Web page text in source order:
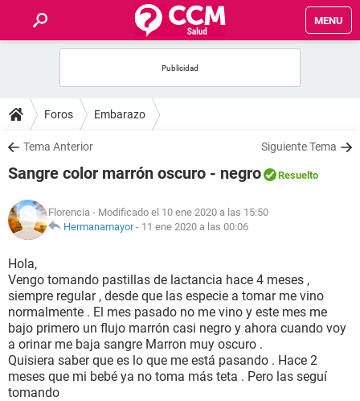
MENU
FOROS
SALUD
FAMILIA
NUTRICIÓN
BIENESTAR
SEXUALIDAD
GLOSARIO
Foros Embarazo
Tema Anterior Siguiente Tema
Sangre color marrón oscuro - negro Resuelto
Florencia - Modificado el 10 ene 2020 a las 15:50
Hermanamayor- 11 ene 2020 a las 00:06
Hola,
Vengo tomando pastillas de lactancia hace 4 meses ,
siempre regular , desde que las especie a tomar me vino
normalmente . El mes pasado no me vino y este mes me
bajo primero un flujo marrón casi negro y ahora cuando voy
a orinar me baja sangre Marron muy oscuro .
Quisiera saber que es lo que me está pasando . Hace 2
meses que mi bebé ya no toma más teta . Pero las seguí
tomando